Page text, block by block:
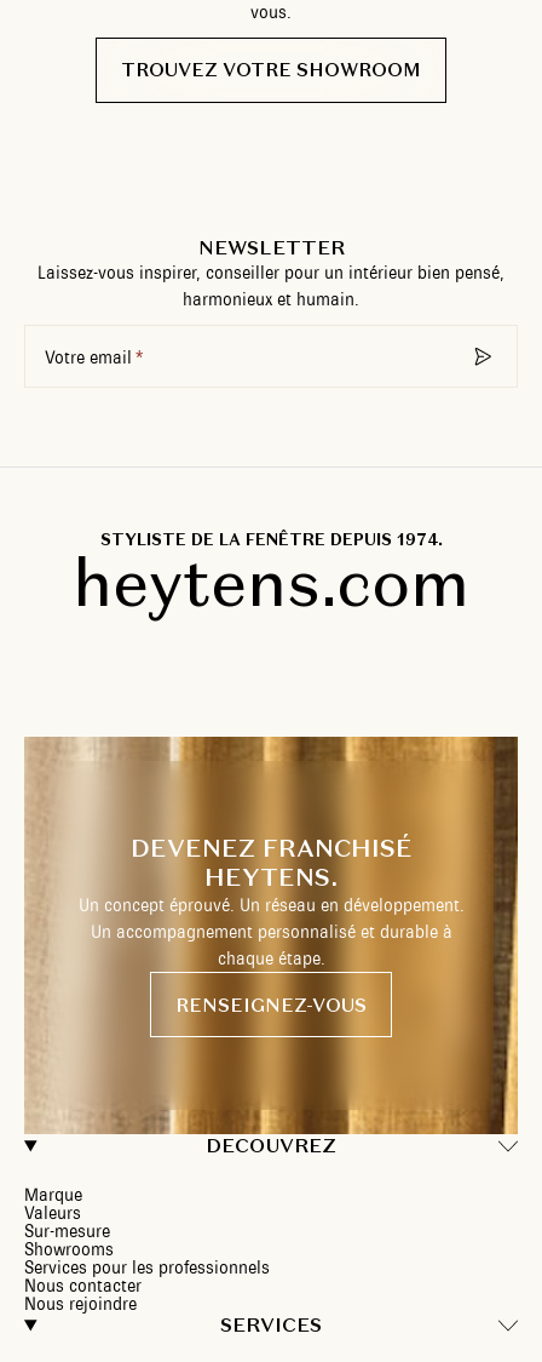
vous.
TROUVEZ VOTRE SHOWROOM
NEWSLETTER
Laissez-vous inspirer, conseiller pour un intérieur bien pensé,
harmonieux et humain.
Votre email
STYLISTE DE LA FENÊTRE DEPUIS 1974.
heytens.com
DECOUVREZ
Marque
Valeurs
Sur-mesure
Showrooms
Services pour les professionnels
Nous contacter
Nous rejoindre
SERVICES
DEVENEZ FRANCHISÉ
HEYTENS.
Un concept éprouvé. Un réseau en développement.
Un accompagnement personnalisé et durable à
chaque étape.
RENSEIGNEZ-VOUS